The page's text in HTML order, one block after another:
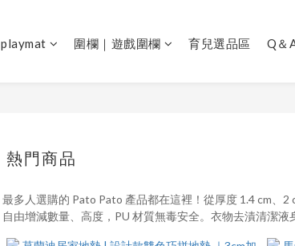
playmat 圍欄｜遊戲圍欄 育兒選品區 Q＆
熱門商品
最多人選購的 Pato Pato 產品都在這裡！從厚度 1.4 cm、
自由增減數量、高度，PU 材質無毒安全。衣物去漬清潔